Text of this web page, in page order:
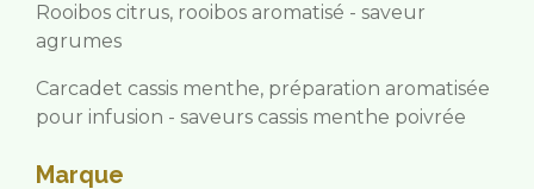
Rooibos citrus, rooibos aromatisé - saveur
agrumes
Carcadet cassis menthe, préparation aromatisée
pour infusion - saveurs cassis menthe poivrée
Marque